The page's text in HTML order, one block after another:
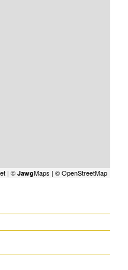
| © JawgMaps | © OpenStreetMap